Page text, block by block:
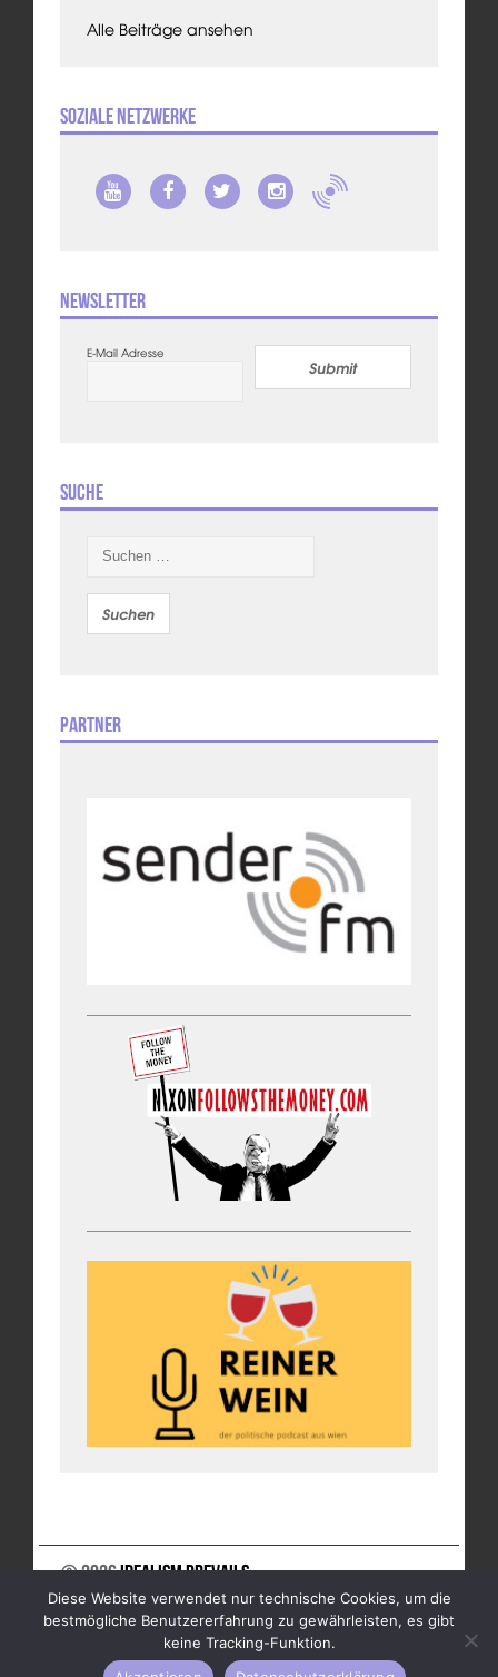
Alle Beiträge ansehen
Soziale Netzwerke
Newsletter
E-Mail Adresse
Submit
Suche
nach:
Partner
© 2026Idealism Prevails
UNTERSTÜTZE UNS
NEWSLETTER
IMPRESSUM
Diese Website verwendet nur technische Cookies, um die
bestmögliche Benutzererfahrung zu gewährleisten, es gibt
keine Tracking-Funktion.